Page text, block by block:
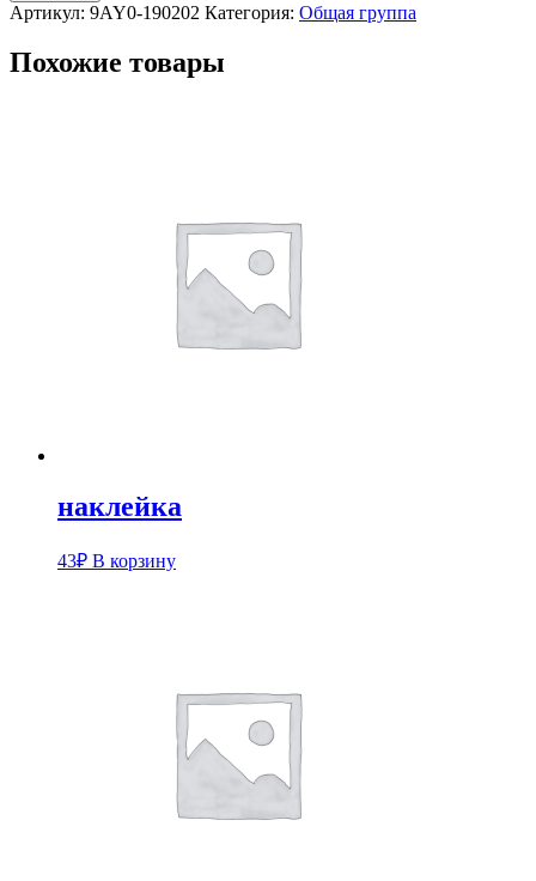
Артикул: 9AY0-190202 Категория: Общая группа
Похожие товары
наклейка
43₽ В корзину